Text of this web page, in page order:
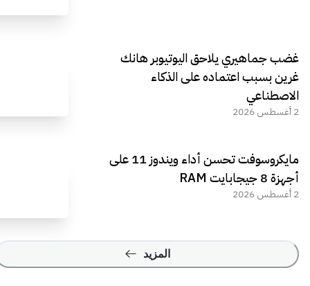
غضب جماهيري يلاحق اليوتيوبر هانك
غرين بسبب اعتماده على الذكاء
الاصطناعي
2 أغسطس 2026
مايكروسوفت تحسن أداء ويندوز 11 على
أجهزة 8 جيجابايت RAM
2 أغسطس 2026
المزيد